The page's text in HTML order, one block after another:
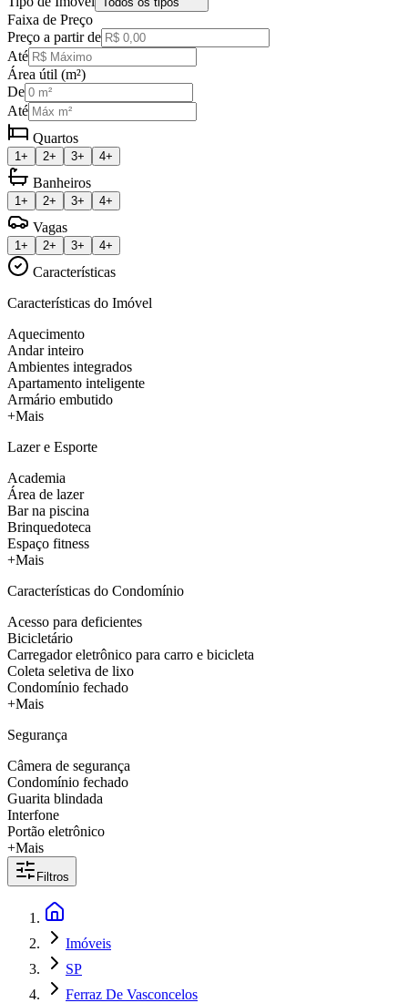
Faixa de Preço
Preço a partir de
Até
Área útil (m²)
De
Até
Quartos
1+ 2+ 3+ 4+
Banheiros
1+ 2+ 3+ 4+
Vagas
1+ 2+ 3+ 4+
Características
Características do Imóvel
Aquecimento
Andar inteiro
Ambientes integrados
Apartamento inteligente
Armário embutido
+Mais
Lazer e Esporte
Academia
Área de lazer
Bar na piscina
Brinquedoteca
Espaço fitness
+Mais
Características do Condomínio
Acesso para deficientes
Bicicletário
Carregador eletrônico para carro e bicicleta
Coleta seletiva de lixo
Condomínio fechado
+Mais
Segurança
Câmera de segurança
Condomínio fechado
Guarita blindada
Interfone
Portão eletrônico
+Mais
Filtros
Imóveis
SP
Ferraz De Vasconcelos